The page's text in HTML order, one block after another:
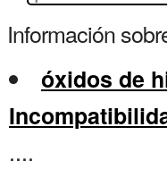
Información
óxidos de
....